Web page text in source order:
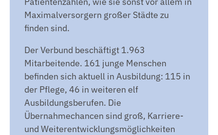
Maximalversorgern großer Städte zu
finden sind.
Der Verbund beschäftigt 1.963
Mitarbeitende. 161 junge Menschen
befinden sich aktuell in Ausbildung: 115 in
der Pflege, 46 in weiteren elf
Ausbildungsberufen. Die
Übernahmechancen sind groß, Karriere-
und Weiterentwicklungsmöglichkeiten